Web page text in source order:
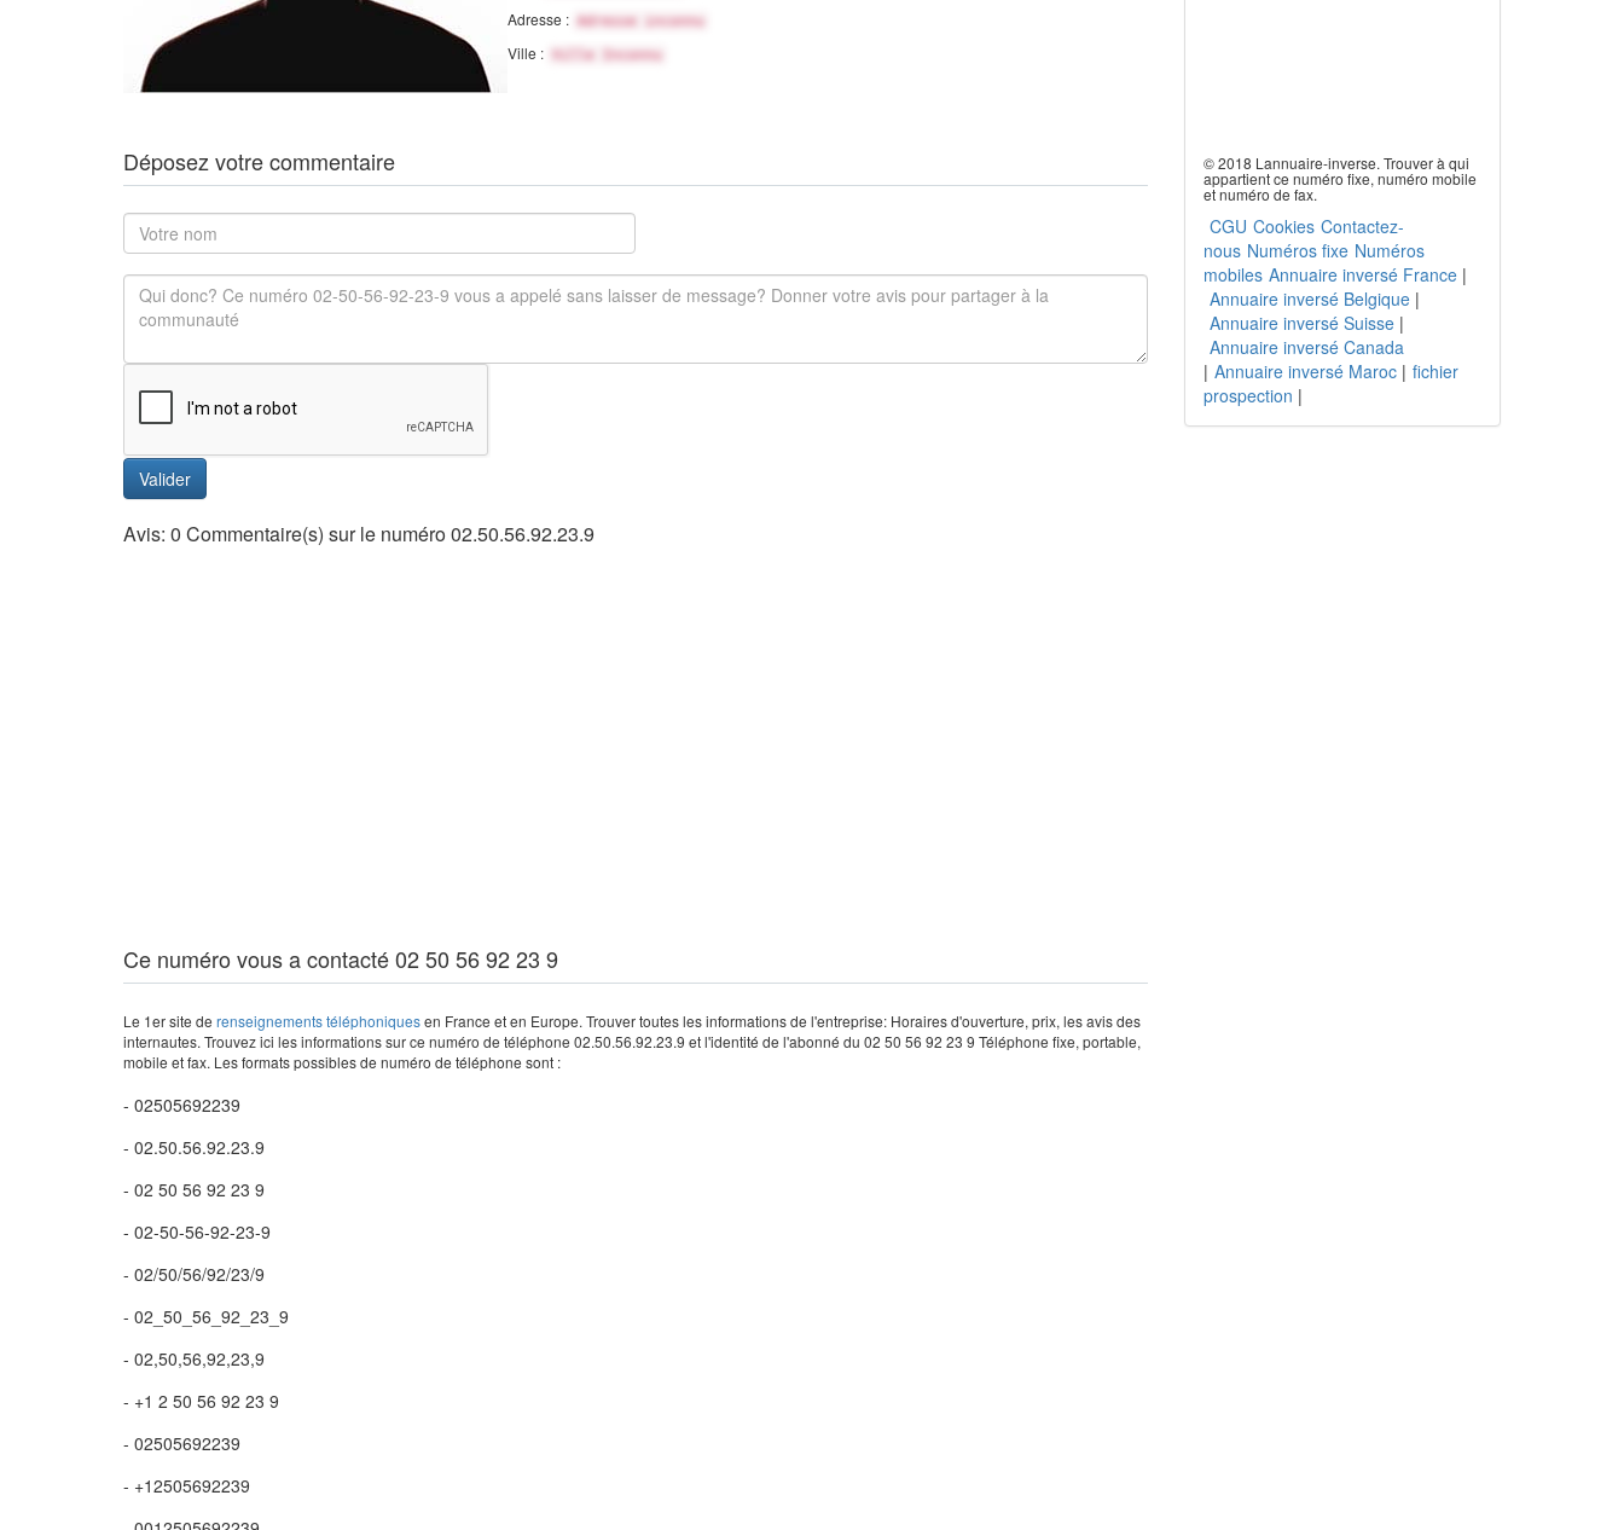
Adresse : Adresse inconnu
Ville : Ville Inconnu
Déposez votre commentaire
Valider
Avis: 0 Commentaire(s) sur le numéro 02.50.56.92.23.9
Ce numéro vous a contacté 02 50 56 92 23 9
Le 1er site de renseignements téléphoniquesen France et en Europe. Trouver toutes les informations de l'entreprise: Horaires d'ouverture, prix, les avis des
internautes. Trouvez ici les informations sur ce numéro de téléphone 02.50.56.92.23.9 et l'identité de l'abonné du 02 50 56 92 23 9 Téléphone fixe, portable,
mobile et fax. Les formats possibles de numéro de téléphone sont :
- 02505692239
- 02.50.56.92.23.9
- 02 50 56 92 23 9
- 02-50-56-92-23-9
- 02/50/56/92/23/9
- 02_50_56_92_23_9
- 02,50,56,92,23,9
- +1 2 50 56 92 23 9
- 02505692239
- +12505692239
© 2018 Lannuaire-inverse. Trouver à qui
appartient ce numéro fixe, numéro mobile
et numéro de fax.
CGU Cookies Contactez-
nous Numéros fixe Numéros
mobiles Annuaire inversé France|
Annuaire inversé Belgique|
Annuaire inversé Suisse|
Annuaire inversé Canada
| Annuaire inversé Maroc| fichier
prospection |